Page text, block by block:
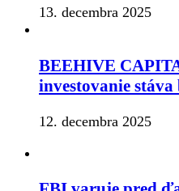
13. decembra 2025
BEEHIVE
investovanie stáva
12. decembra 2025